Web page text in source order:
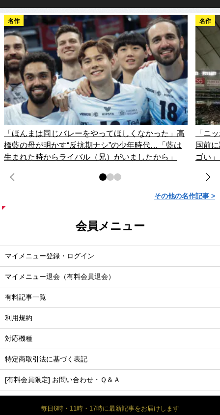
名作
「ほんまは同じバレーをやってほしくなかった」高
橋藍の母が明かす“反抗期ナシ”の少年時代…「藍は
生まれた時からライバル（兄）がいましたから」
名作
「ニ
国前
ゴい
その他の名作記事 >
会員メニュー
マイメニュー登録・ログイン
マイメニュー退会（有料会員退会）
有料記事一覧
利用規約
対応機種
特定商取引法に基づく表記
[有料会員限定] お問い合わせ・Ｑ＆Ａ
毎日6時・11時・17時に最新記事をお届けします